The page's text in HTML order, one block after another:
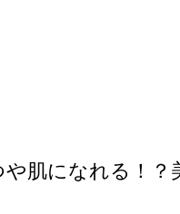
肌になれる！？